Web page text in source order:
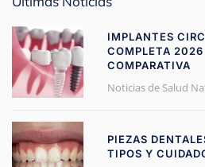
IMPLANTES
COMPLETA
COMPARATIVA
Noticias de Salud
PIEZAS
TIPOS Y